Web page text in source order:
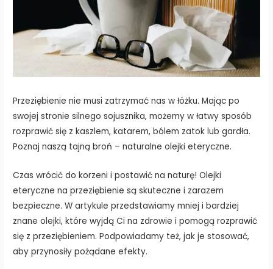
Przeziębienie nie musi zatrzymać nas w łóżku. Mając po
swojej stronie silnego sojusznika, możemy w łatwy sposób
rozprawić się z kaszlem, katarem, bólem zatok lub gardła.
Poznaj naszą tajną broń – naturalne olejki eteryczne.
Czas wrócić do korzeni i postawić na naturę! Olejki
eteryczne na przeziębienie są skuteczne i zarazem
bezpieczne. W artykule przedstawiamy mniej i bardziej
znane olejki, które wyjdą Ci na zdrowie i pomogą rozprawić
się z przeziębieniem. Podpowiadamy też, jak je stosować,
aby przynosiły pożądane efekty.